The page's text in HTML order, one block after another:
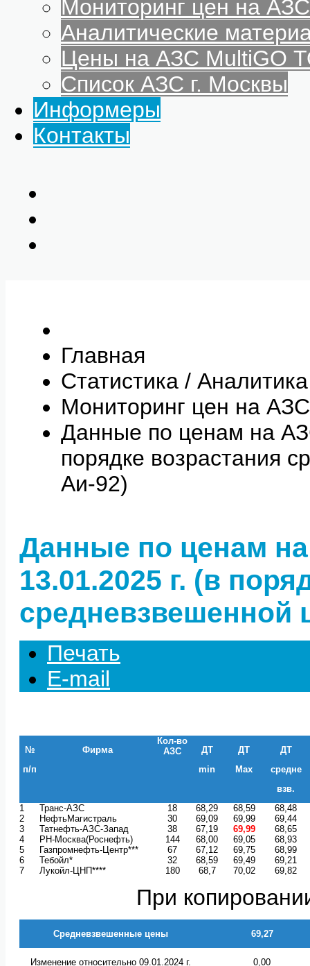
Мониторинг цен на
Аналитические
Цены на АЗС MultiGO
Список АЗС г. Москвы
Информеры
Контакты
Главная
Статистика / Аналитика
Мониторинг цен на
Данные по ценам на
порядке возрастания
Аи-92)
Данные по ценам
13.01.2025 г. (в
средневзвешенной
Печать
E-mail
№
п/п
Фирма
Кол-во
АЗС
ДТ
min
ДТ
Max
ДТ
средне
взв.
1
Транс-АЗС 18 68,29 68,59
68,48
2
НефтьМагистраль 30 69,09 69,99
69,44
3
Татнефть-АЗС-Запад 38 67,19 69,99
68,65
4
РН-Москва(Роснефть) 144 68,00 69,05
68,93
5
Газпромнефть-Центр*** 67 67,12 69,75
68,99
6
Тебойл* 32 68,59 69,49
69,21
7
Лукойл-ЦНП**** 180 68,7 70,02 69,82
При
Средневзвешенные цены 69,27
Изменение относительно 09.01.2024 г. 0,00